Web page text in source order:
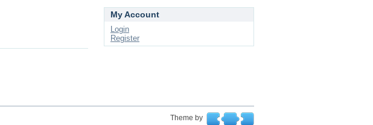
My Account
Login
Register
Theme by